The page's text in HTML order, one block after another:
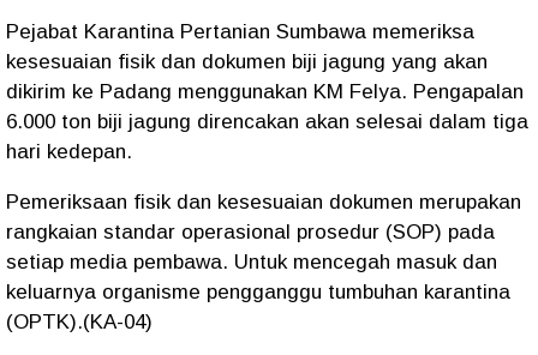
Pejabat Karantina Pertanian Sumbawa memeriksa
kesesuaian fisik dan dokumen biji jagung yang akan
dikirim ke Padang menggunakan KM Felya. Pengapalan
6.000 ton biji jagung direncakan akan selesai dalam tiga
hari kedepan.
Pemeriksaan fisik dan kesesuaian dokumen merupakan
rangkaian standar operasional prosedur (SOP) pada
setiap media pembawa. Untuk mencegah masuk dan
keluarnya organisme pengganggu tumbuhan karantina
(OPTK).(KA-04)